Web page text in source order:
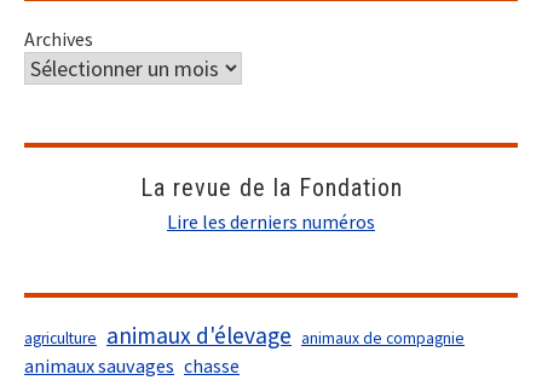
Archives
La revue de la Fondation
Lire les derniers numéros
agriculture animaux d'élevage animaux de compagnie
animaux sauvages chasse